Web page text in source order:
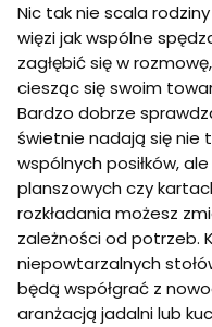
Nic tak nie scala
więzi jak wspólne
zagłębić się w
ciesząc się swoim
Bardzo dobrze
świetnie nadają się nie
wspólnych posiłków,
planszowych czy
rozkładania możesz
zależności od potrzeb.
niepowtarzalnych
będą współgrać z
aranżacją jadalni lub